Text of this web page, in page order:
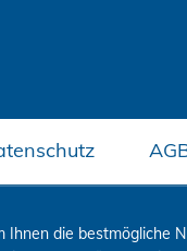
Ihnen die bestmögliche